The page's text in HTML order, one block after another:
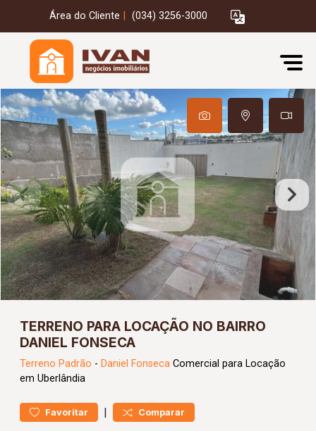
Área do Cliente (034) 3256-3000
TERRENO PARA LOCAÇÃO NO BAIRRO
DANIEL FONSECA
Terreno Padrão - Daniel Fonseca Comercial para Locação
em Uberlândia
Favoritar | Comparar